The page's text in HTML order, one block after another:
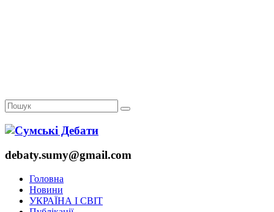
debaty.sumy@gmail.com
Головна
Новини
УКРАЇНА І СВІТ